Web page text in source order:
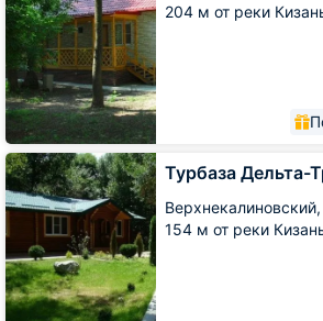
204 м от реки
Турбаза Дельта-
Верхнекалиновский,
154 м от реки
Турбаза
Дельта-
Трофи